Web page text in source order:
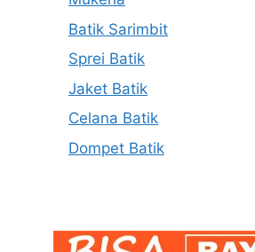
Batik Sarimbit
Sprei Batik
Jaket Batik
Celana Batik
Dompet Batik